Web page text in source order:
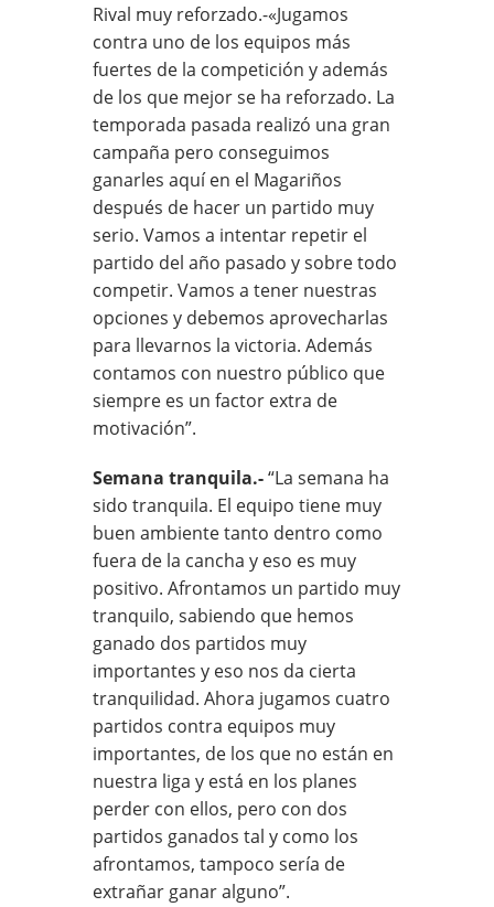
Rival muy reforzado.-«Jugamos
contra uno de los equipos más
fuertes de la competición y además
de los que mejor se ha reforzado. La
temporada pasada realizó una gran
campaña pero conseguimos
ganarles aquí en el Magariños
después de hacer un partido muy
serio. Vamos a intentar repetir el
partido del año pasado y sobre todo
competir. Vamos a tener nuestras
opciones y debemos aprovecharlas
para llevarnos la victoria. Además
contamos con nuestro público que
siempre es un factor extra de
motivación”.
Semana tranquila.-“La semana ha
sido tranquila. El equipo tiene muy
buen ambiente tanto dentro como
fuera de la cancha y eso es muy
positivo. Afrontamos un partido muy
tranquilo, sabiendo que hemos
ganado dos partidos muy
importantes y eso nos da cierta
tranquilidad. Ahora jugamos cuatro
partidos contra equipos muy
importantes, de los que no están en
nuestra liga y está en los planes
perder con ellos, pero con dos
partidos ganados tal y como los
afrontamos, tampoco sería de
extrañar ganar alguno”.